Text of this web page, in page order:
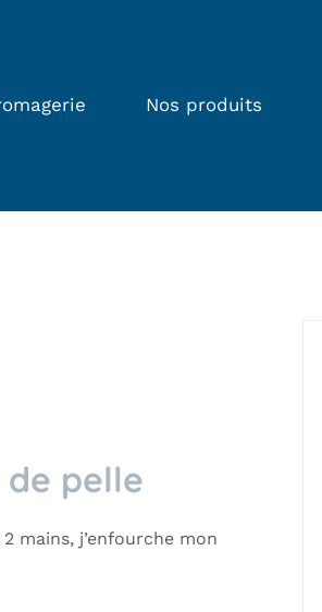
Nos produits
pelle
mains, j’enfourche mon